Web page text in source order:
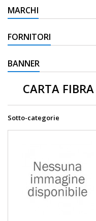
MARCHI
FORNITORI
BANNER
CARTA
Sotto-categorie